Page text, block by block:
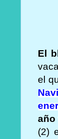
El
el
año
(2)